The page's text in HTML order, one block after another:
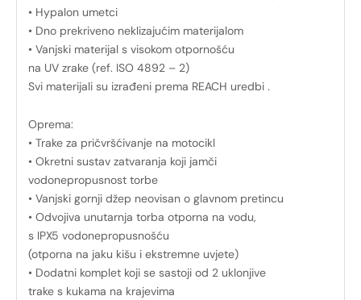
• Hypalon umetci
• Dno prekriveno neklizajućim materijalom
• Vanjski materijal s visokom otpornošću
na UV zrake (ref. ISO 4892 – 2)
Svi materijali su izrađeni prema REACH uredbi .
Oprema:
• Trake za pričvršćivanje na motocikl
• Okretni sustav zatvaranja koji jamči
vodonepropusnost torbe
• Vanjski gornji džep neovisan o glavnom pretincu
• Odvojiva unutarnja torba otporna na vodu,
s IPX5 vodonepropusnošću
(otporna na jaku kišu i ekstremne uvjete)
• Dodatni komplet koji se sastoji od 2 uklonjive
trake s kukama na krajevima